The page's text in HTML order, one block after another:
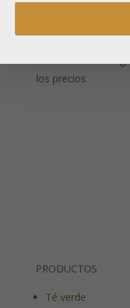
los precios
PRODUCTOS
Té verde